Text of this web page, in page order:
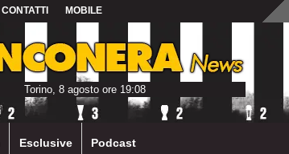
CONTATTI MOBILE
Torino, 8 agosto ore 19:08
Esclusive Podcast